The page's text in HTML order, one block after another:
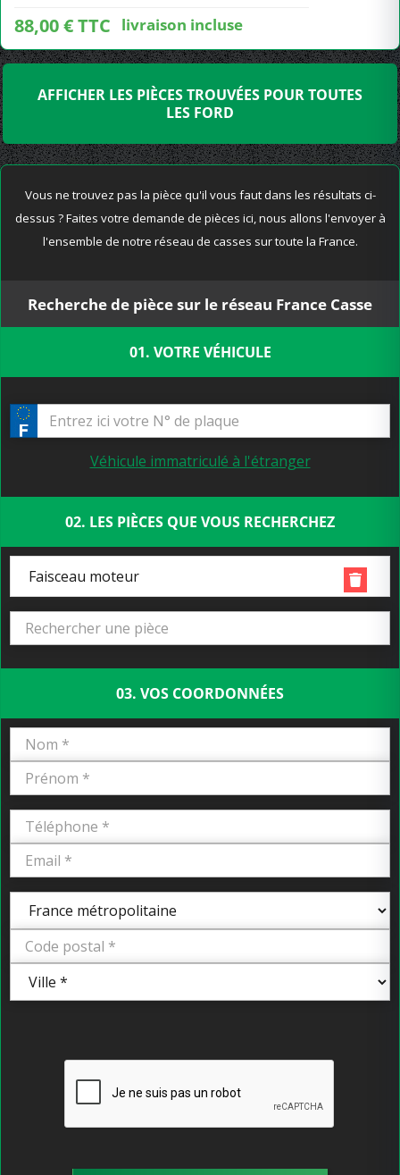
88,00 € TTC livraison incluse
AFFICHER LES PIÈCES TROUVÉES POUR TOUTES
LES FORD
Vous ne trouvez pas la pièce qu'il vous faut dans les résultats ci-
dessus ? Faites votre demande de pièces ici, nous allons l'envoyer à
l'ensemble de notre réseau de casses sur toute la France.
Recherche de pièce sur le réseau France Casse
01. VOTRE VÉHICULE
Véhicule immatriculé à l'étranger
02. LES PIÈCES QUE VOUS RECHERCHEZ
Faisceau moteur
03. VOS COORDONNÉES